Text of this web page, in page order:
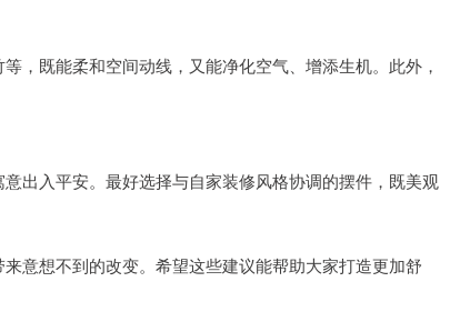
，既能柔和空间动线，又能净化空气、增添生机。此外，
出入平安。最好选择与自家装修风格协调的摆件，既美观
意想不到的改变。希望这些建议能帮助大家打造更加舒